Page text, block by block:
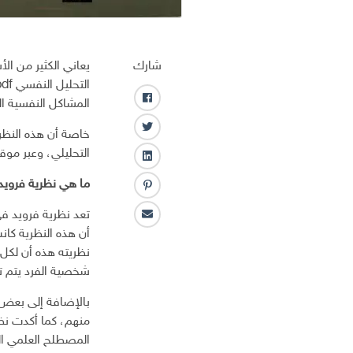
شارك
ف
ا
ي
س
ب
و
ك
ت
و
ي
ت
ر
ل
ي
ن
ك
ـ
ب
ن
تا
يعاني الكثير من
المشاكل النفسية
خاصة أن هذه
التحليلي، وعبر
ما هينظرية
تعد نظرية فرويد
أن هذه النظرية
نظريته هذه أن
شخصية الفرد يتم
بالإضافة إلى بعض
منهم، كما أكدت
المصطلح العلمي